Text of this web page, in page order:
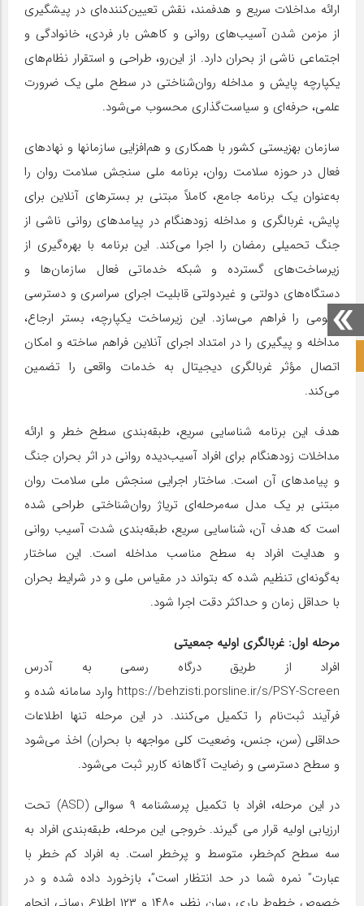
صفحه نخست آکادمی علمی
ارائه مداخلات سریع و هدفمند، نقش تعیین‌کننده‌ای در پیشگیری
از مزمن شدن آسیب‌های روانی و کاهش بار فردی، خانوادگی و
اجتماعی ناشی از بحران دارد. از این‌رو، طراحی و استقرار نظام‌های
یکپارچه پایش و مداخله روان‌شناختی در سطح ملی یک ضرورت
علمی، حرفه‌ای و سیاست‌گذاری محسوب می‌شود.
سازمان بهزیستی کشور با همکاری و هم‌افزایی سازمانها و نهادهای
فعال در حوزه سلامت روان، برنامه ملی سنجش سلامت روان را
به‌عنوان یک برنامه جامع، کاملاً مبتنی بر بسترهای آنلاین برای
پایش، غربالگری و مداخله زودهنگام در پیامدهای روانی ناشی از
جنگ تحمیلی رمضان را اجرا می‌کند. این برنامه با بهره‌گیری از
زیرساخت‌های گسترده و شبکه خدماتی فعال سازمان‌ها و
دستگاه‌های دولتی و غیردولتی قابلیت اجرای سراسری و دسترسی
عمومی را فراهم می‌سازد. این زیرساخت یکپارچه، بستر ارجاع،
مداخله و پیگیری را در امتداد اجرای آنلاین فراهم ساخته و امکان
اتصال مؤثر غربالگری دیجیتال به خدمات واقعی را تضمین
می‌کند.
هدف این برنامه شناسایی سریع، طبقه‌بندی سطح خطر و ارائه
مداخلات زودهنگام برای افراد آسیب‌دیده روانی در اثر بحران جنگ
و پیامدهای آن است. ساختار اجرایی سنجش ملی سلامت روان
مبتنی بر یک مدل سه‌مرحله‌ای تریاژ روان‌شناختی طراحی شده
است که هدف آن، شناسایی سریع، طبقه‌بندی شدت آسیب روانی
و هدایت افراد به سطح مناسب مداخله است. این ساختار
به‌گونه‌ای تنظیم شده که بتواند در مقیاس ملی و در شرایط بحران
با حداقل زمان و حداکثر دقت اجرا شود.
مرحله اول: غربالگری اولیه جمعیتی
افراد از طریق درگاه رسمی به آدرس
https://behzisti.porsline.ir/s/PSY-Screen وارد سامانه شده و
فرآیند ثبت‌نام را تکمیل می‌کنند. در این مرحله تنها اطلاعات
حداقلی (سن، جنس، وضعیت کلی مواجهه با بحران) اخذ می‌شود
و سطح دسترسی و رضایت آگاهانه کاربر ثبت می‌شود.
در این مرحله، افراد با تکمیل پرسشنامه ۹ سوالی (ASD) تحت
ارزیابی اولیه قرار می گیرند. خروجی این مرحله، طبقه‌بندی افراد به
سه سطح کم‌خطر، متوسط و پرخطر است. به افراد کم خطر با
عبارت” نمره شما در حد انتظار است”، بازخورد داده شده و در